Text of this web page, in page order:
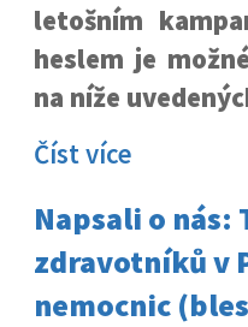
letošním
heslem je
na níže
Číst více
Napsali o nás:
zdravotníků v
nemocnic